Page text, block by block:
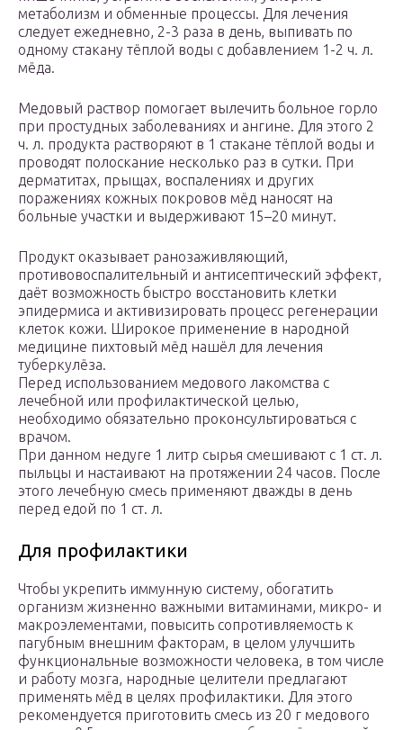
метаболизм и обменные процессы. Для лечения
следует ежедневно, 2-3 раза в день, выпивать по
одному стакану тёплой воды с добавлением 1-2 ч. л.
мёда.
Медовый раствор помогает вылечить больное горло
при простудных заболеваниях и ангине. Для этого 2
ч. л. продукта растворяют в 1 стакане тёплой воды и
проводят полоскание несколько раз в сутки. При
дерматитах, прыщах, воспалениях и других
поражениях кожных покровов мёд наносят на
больные участки и выдерживают 15–20 минут.
Продукт оказывает ранозаживляющий,
противовоспалительный и антисептический эффект,
даёт возможность быстро восстановить клетки
эпидермиса и активизировать процесс регенерации
клеток кожи. Широкое применение в народной
медицине пихтовый мёд нашёл для лечения
туберкулёза.
Перед использованием медового лакомства с
лечебной или профилактической целью,
необходимо обязательно проконсультироваться с
врачом.
При данном недуге 1 литр сырья смешивают с 1 ст. л.
пыльцы и настаивают на протяжении 24 часов. После
этого лечебную смесь применяют дважды в день
перед едой по 1 ст. л.
Для профилактики
Чтобы укрепить иммунную систему, обогатить
организм жизненно важными витаминами, микро- и
макроэлементами, повысить сопротивляемость к
пагубным внешним факторам, в целом улучшить
функциональные возможности человека, в том числе
и работу мозга, народные целители предлагают
применять мёд в целях профилактики. Для этого
рекомендуется приготовить смесь из 20 г медового